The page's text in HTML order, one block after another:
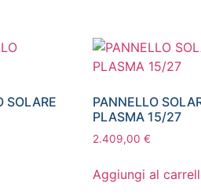
SOLARE
PANNELLO
PLASMA 15/27
2.409,00 €
Aggiungi al